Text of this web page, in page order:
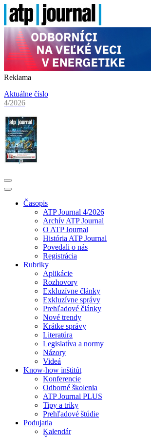
Reklama
Aktuálne číslo
4/2026
Časopis
ATP Journal 4/2026
Archív ATP Journal
O ATP Journal
História ATP Journal
Povedali o nás
Registrácia
Rubriky
Aplikácie
Rozhovory
Exkluzívne články
Exkluzívne správy
Prehľadové články
Nové trendy
Krátke správy
Literatúra
Legislatíva a normy
Názory
Videá
Know-how inštitút
Konferencie
Odborné školenia
ATP Journal PLUS
Tipy a triky
Prehľadové štúdie
Podujatia
Kalendár